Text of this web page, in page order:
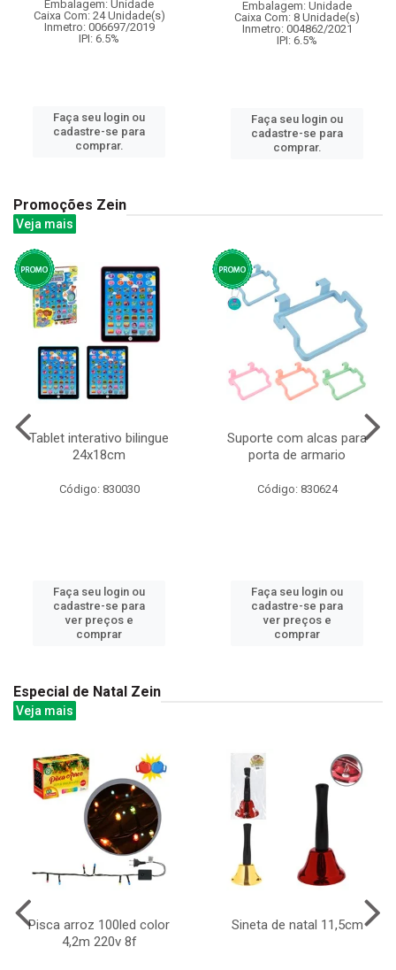
Embalagem: Unidade
Caixa Com: 24 Unidade(s)
Inmetro: 006697/2019
IPI: 6.5%
Faça seu login ou
cadastre-se para
comprar.
Embalagem: Unidade
Caixa Com: 8 Unidade(s)
Inmetro: 004862/2021
IPI: 6.5%
Faça seu login ou
cadastre-se para
comprar.
Promoções Zein
Veja mais
Tablet interativo bilingue
24x18cm
Código: 830030
Faça seu login ou
cadastre-se para
ver preços e
comprar
Suporte com alcas para
porta de armario
Código: 830624
Faça seu login ou
cadastre-se para
ver preços e
comprar
Especial de Natal Zein
Veja mais
Pisca arroz 100led color
4,2m 220v 8f
Sineta de natal 11,5cm